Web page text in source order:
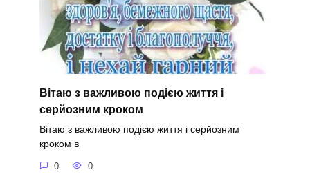
Вітаю з важливою подією життя і
серйозним кроком
Вітаю з важливою подією життя і серйозним
кроком в
0 0